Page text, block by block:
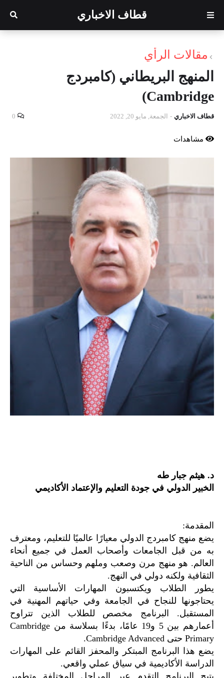
قطاف الاخباري
مقالات الرأي
المنهج البريطاني (كامبردج
Cambridge)
قطاف الاخباري - الجمعة, مايو 20, 2022 0
مشاهدات
د. هيثم جبار طه
الخبير الدولي في جودة التعليم والإعتماد الأكاديمي
المقدمة:
يضع منهج كامبردج الدولي معيارًا عالميًا للتعليم، ومعترف
به من قبل الجامعات وأصحاب العمل في جميع أنحاء
العالم. هو منهج مرن وصعب وملهم وحساس من الناحية
الثقافية ولكنه دولي في النهج.
يطور الطلاب ويكتسبون المهارات الأساسية التي
يحتاجونها للنجاح في الجامعة وفي حياتهم المهنية في
المستقبل. البرنامج مخصص للطلاب الذين تتراوح
أعمارهم بين 5 و19 عامًا، بدءًا بسلاسة من Cambridge
Primary حتى Cambridge Advanced.
يضع هذا البرنامج المبتكر والمحفز القائم على المهارات
الدراسة الأكاديمية في سياق عملي واقعي.